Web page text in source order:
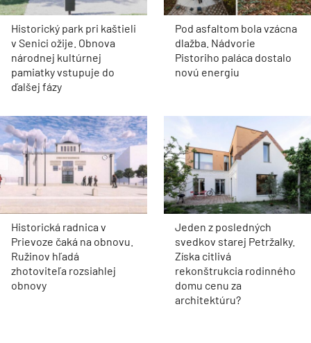
Historický park pri kaštieli
v Senici ožije. Obnova
národnej kultúrnej
pamiatky vstupuje do
ďalšej fázy
Pod asfaltom bola vzácna
dlažba. Nádvorie
Pistoriho paláca dostalo
novú energiu
Historická radnica v
Prievoze čaká na obnovu.
Ružinov hľadá
zhotoviteľa rozsiahlej
obnovy
Jeden z posledných
svedkov starej Petržalky.
Získa citlivá
rekonštrukcia rodinného
domu cenu za
architektúru?